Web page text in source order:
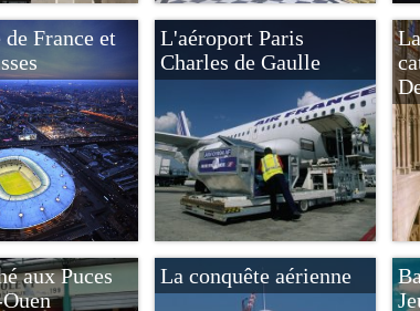
de France et
L'aéroport Paris
Charles de Gaulle
aux Puces
La conquête aérienne